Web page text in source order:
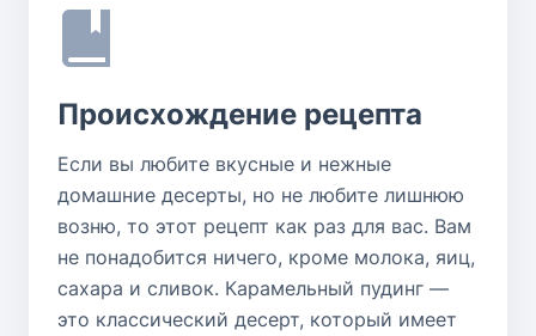
Происхождение рецепта
Если вы любите вкусные и нежные
домашние десерты, но не любите лишнюю
возню, то этот рецепт как раз для вас. Вам
не понадобится ничего, кроме молока, яиц,
сахара и сливок. Карамельный пудинг —
это классический десерт, который имеет